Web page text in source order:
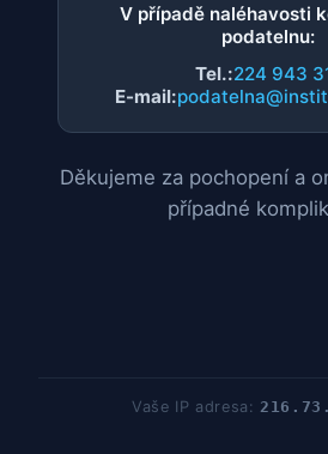
V případě naléhavosti
podatelnu:
Tel.:224 943
E-mail:
Děkujeme za pochopení a
případné
Vaše IP adresa: